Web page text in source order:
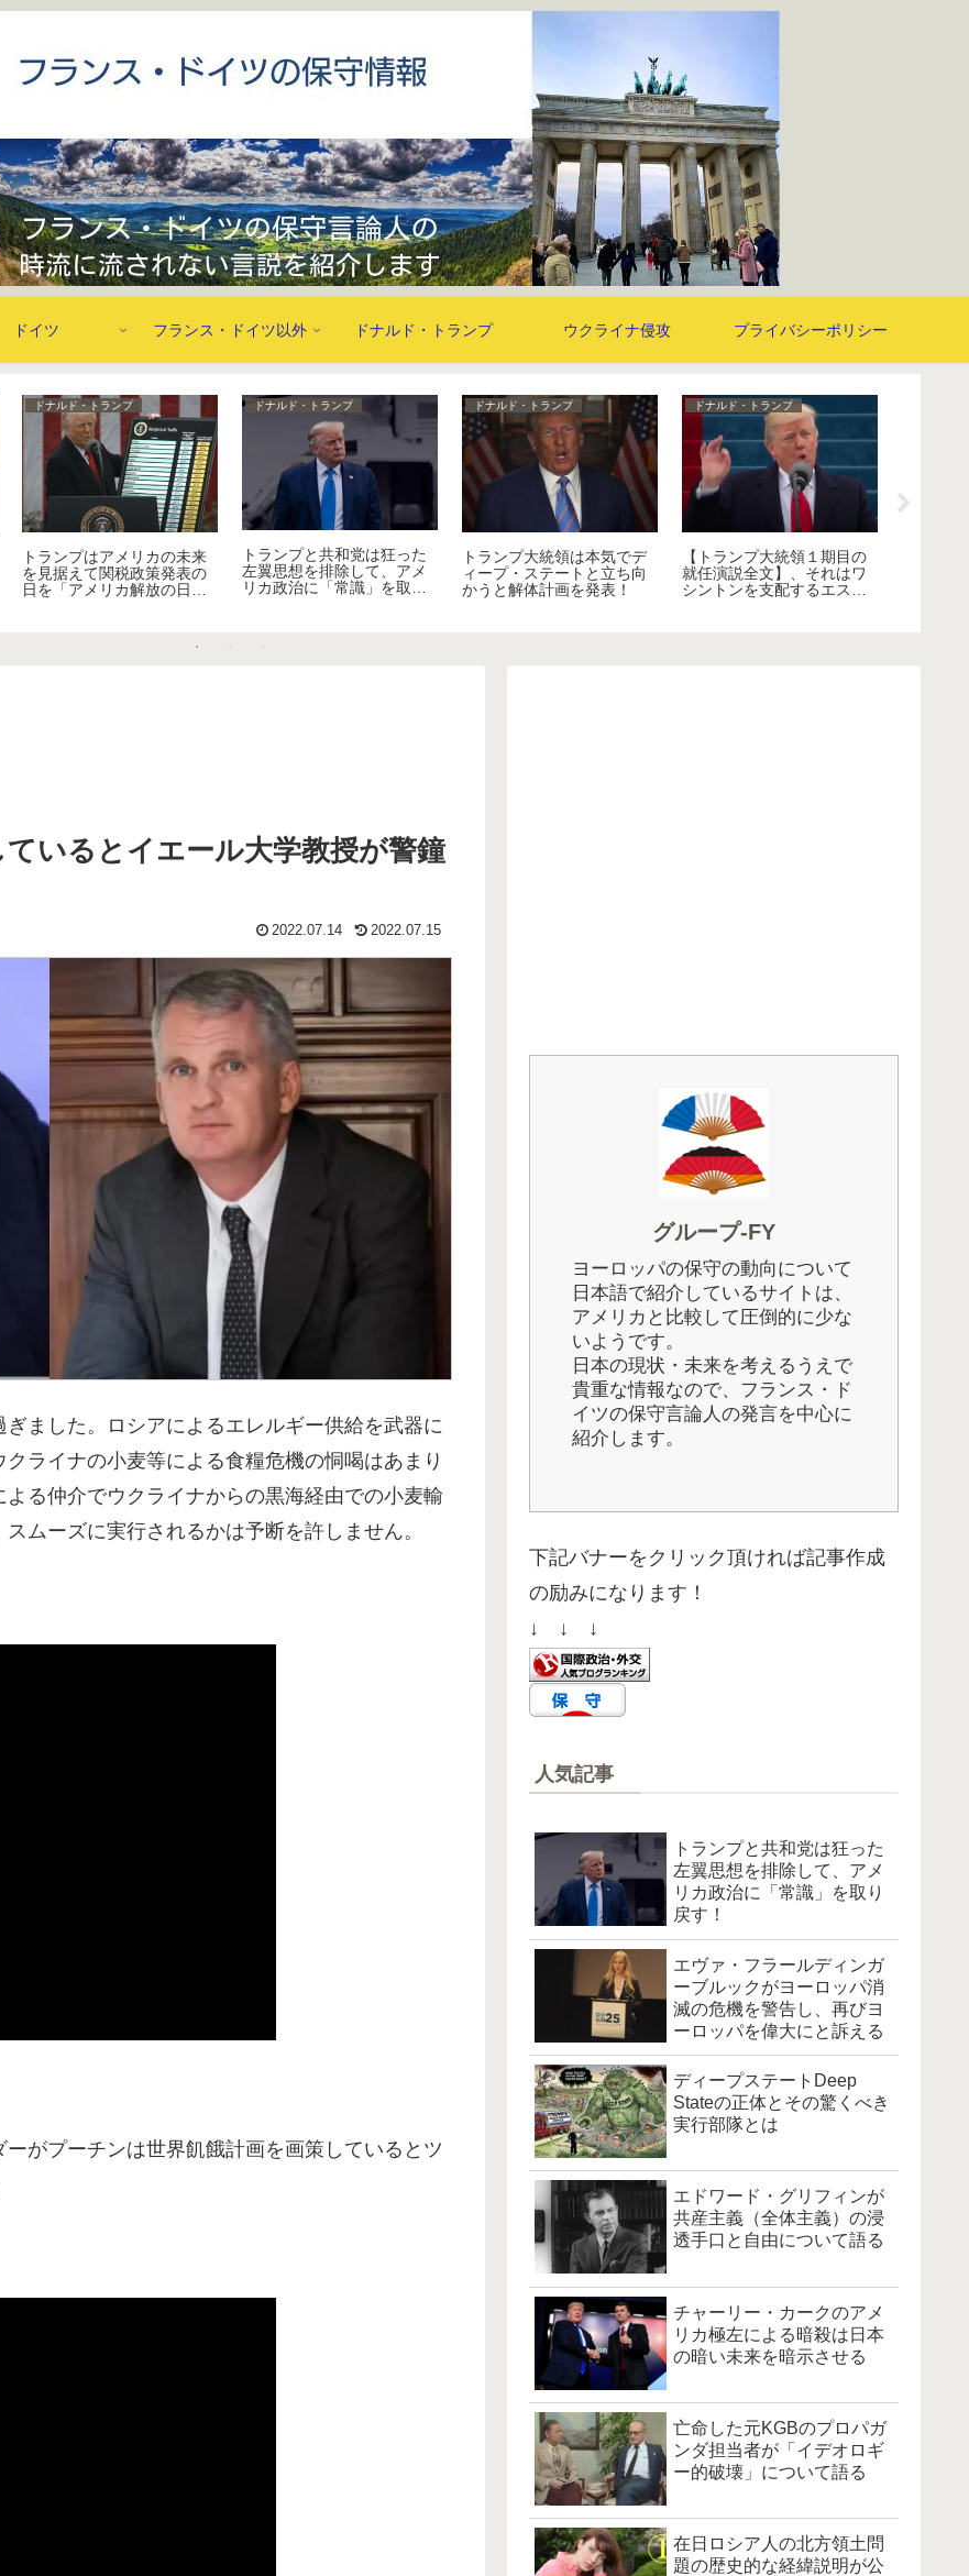
ドイツ フランス・ドイツ以外 ドナルド・トランプ ウクライナ侵攻 プライバシーポリシー
ドナルド・トランプ
キリスト教徒により予言さ
れていたトランプ暗殺未遂
とその後のアメリカ
エマニュエル・トッド
エマニュエル・トッドが
「解体してゆくアメリカ帝
国」について語る
ジュリアン・ロシュディー
「なぜ西欧は世界を支配す
るのか」についてジュリア
ン・ロシュディーが本音を
その他
在日ロシア人の北方領土問
題の歴史的な経緯説明が公
正なので驚いてしまう！
いるとイエール大学教授が警鐘
2022.07.14 2022.07.15
ました。ロシアによるエレルギー供給を武器に
ライナの小麦等による食糧危機の恫喝はあまり
る仲介でウクライナからの黒海経由での小麦輸
ムーズに実行されるかは予断を許しません。
がプーチンは世界飢餓計画を画策しているとツ
グループ-FY
ヨーロッパの保守の動向について
日本語で紹介しているサイトは、
アメリカと比較して圧倒的に少な
いようです。
日本の現状・未来を考えるうえで
貴重な情報なので、フランス・ド
イツの保守言論人の発言を中心に
紹介します。
下記バナーをクリック頂ければ記事作成
の励みになります！
↓ ↓ ↓
人気記事
トランプと共和党は狂った
左翼思想を排除して、アメ
リカ政治に「常識」を取り
戻す！
エヴァ・フラールディンガ
ーブルックがヨーロッパ消
滅の危機を警告し、再びヨ
ーロッパを偉大にと訴える
ディープステートDeep
Stateの正体とその驚くべき
実行部隊とは
エドワード・グリフィンが
共産主義（全体主義）の浸
透手口と自由について語る
チャーリー・カークのアメ
リカ極左による暗殺は日本
の暗い未来を暗示させる
亡命した元KGBのプロパガ
ンダ担当者が「イデオロギ
ー的破壊」について語る
在日ロシア人の北方領土問
題の歴史的な経緯説明が公